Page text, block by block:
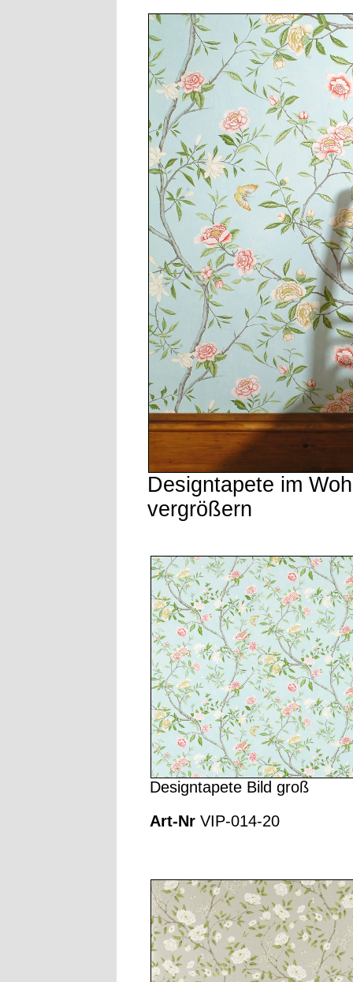
Designtapete im
vergrößern
Designtapete Bild groß
Art-Nr VIP-014-20